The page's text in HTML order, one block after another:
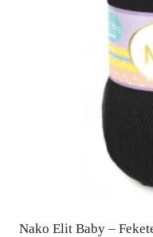
Nako Elit Baby –